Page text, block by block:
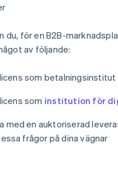
du, för en B2B-
av följande:
som betalningsinstitut
som institution för
med en auktoriserad
frågor på dina vägnar